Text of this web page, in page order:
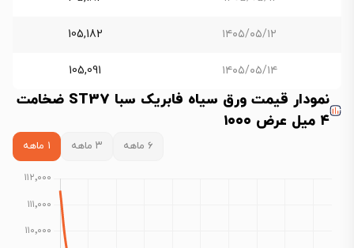
۱۴۰۵/۰۵/۱۲ 105,182
۱۴۰۵/۰۵/۱۴ 105,091
نمودار قیمت ورق سیاه فابریک سبا ST37 ضخامت
۴ میل عرض ۱۰۰۰
۶ ماهه ۳ ماهه ۱ ماهه